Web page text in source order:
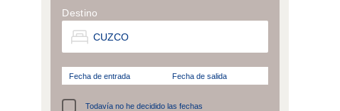
Destino
Fecha de entrada Fecha de salida
Todavía no he decidido las fechas